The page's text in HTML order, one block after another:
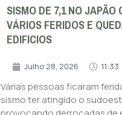
SISMO DE 7,1 NO JAPÃO
VÁRIOS FERIDOS E
EDIFICIOS
Julho 28, 2026 11:33
Várias pessoas ficaram
sismo ter atingido o